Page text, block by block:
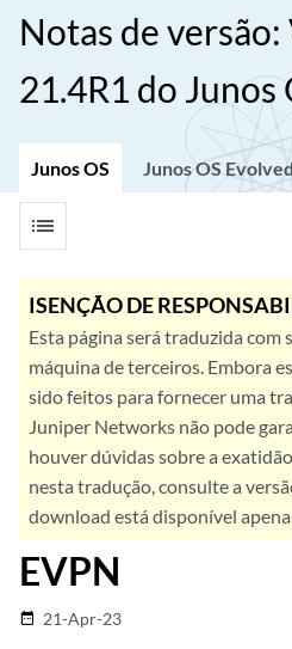
Notas de versão:
21.4R1 do Junos
Junos OS Junos OS
list
ISENÇÃO DE
Esta página será traduzida
máquina de terceiros. Embora
sido feitos para fornecer uma
Juniper Networks não pode
houver dúvidas sobre a
nesta tradução, consulte a
download está disponível
EVPN
date_range 21-Apr-23